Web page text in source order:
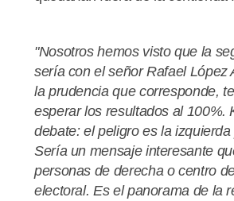
"Nosotros hemos visto que la
sería con el señor Rafael López
la prudencia que corresponde,
esperar los resultados al 100%.
debate: el peligro es la
Sería un mensaje interesante
personas de derecha o centro
electoral. Es el panorama de la